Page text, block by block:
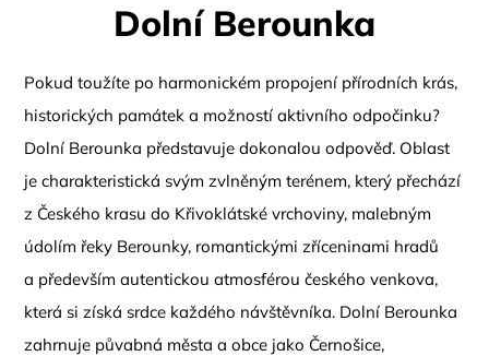
Dolní Berounka
Pokud toužíte po harmonickém propojení přírodních krás,
historických památek a možností aktivního odpočinku?
Dolní Berounka představuje dokonalou odpověď. Oblast
je charakteristická svým zvlněným terénem, který přechází
z Českého krasu do Křivoklátské vrchoviny, malebným
údolím řeky Berounky, romantickými zříceninami hradů
a především autentickou atmosférou českého venkova,
která si získá srdce každého návštěvníka. Dolní Berounka
zahrnuje půvabná města a obce jako Černošice,